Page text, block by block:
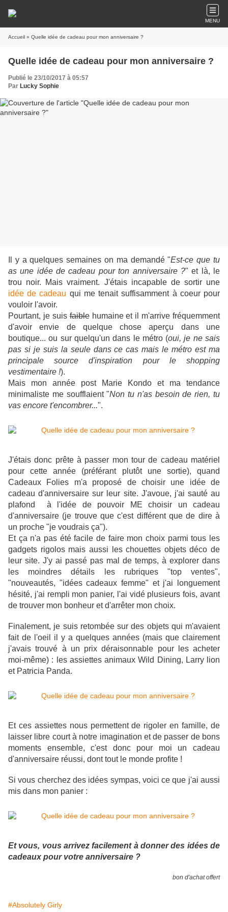
MENU
Accueil » Quelle idée de cadeau pour mon anniversaire ?
Quelle idée de cadeau pour mon anniversaire ?
Publié le 23/10/2017 à 05:57
Par Lucky Sophie
Il y a quelques semaines on ma demandé "Est-ce que tu
as une idée de cadeau pour ton anniversaire ?" et là, le
trou noir. Mais vraiment. J'étais incapable de sortir une
idée de cadeau qui me tenait suffisamment à coeur pour
vouloir l'avoir.
Pourtant, je suisfaiblehumaine et il m'arrive fréquemment
d'avoir envie de quelque chose aperçu dans une
boutique... ou sur quelqu'un dans le métro (oui, je ne sais
pas si je suis la seule dans ce cas mais le métro est ma
principale source d'inspiration pour le shopping
vestimentaire !).
Mais mon année post Marie Kondo et ma tendance
minimaliste me soufflaient "Non tu n'as besoin de rien, tu
vas encore t'encombrer...".
J'étais donc prête à passer mon tour de cadeau matériel
pour cette année (préférant plutôt une sortie), quand
Cadeaux Folies m'a proposé de choisir une idée de
cadeau d'anniversaire sur leur site. J'avoue, j'ai sauté au
plafond à l'idée de pouvoir ME choisir un cadeau
d'anniversaire (je trouve que c'est différent que de dire à
un proche "je voudrais ça").
Et ça n'a pas été facile de faire mon choix parmi tous les
gadgets rigolos mais aussi les chouettes objets déco de
leur site. J'y ai passé pas mal de temps, à explorer dans
les moindres détails les rubriques "top ventes",
"nouveautés, "idées cadeaux femme" et j'ai longuement
hésité, j'ai rempli mon panier, l'ai vidé plusieurs fois, avant
de trouver mon bonheur et d'arrêter mon choix.
Finalement, je suis retombée sur des objets qui m'avaient
fait de l'oeil il y a quelques années (mais que clairement
j'avais trouvé à un prix déraisonnable pour les acheter
moi-même) : les assiettes animaux Wild Dining, Larry lion
et Patricia Panda.
Et ces assiettes nous permettent de rigoler en famille, de
laisser libre court à notre imagination et de passer de bons
moments ensemble, c'est donc pour moi un cadeau
d'anniversaire réussi, dont tout le monde profite !
Si vous cherchez des idées sympas, voici ce que j'ai aussi
mis dans mon panier :
Et vous, vous arrivez facilement à donner des idées de
cadeaux pour votre anniversaire ?
bon d'achat offert
#Absolutely Girly